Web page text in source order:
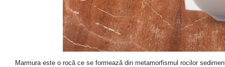
Marmura este o rocă ce se formează din metamorfismul rocilor